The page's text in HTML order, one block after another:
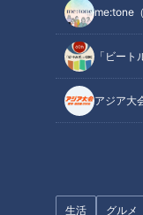
me:tone
「ビート
アジア大
生活 グルメ
様魚鱗癬 ～配信型ド
タリー「ピエロと呼ば
子」第108話
演技力がドラマを作り